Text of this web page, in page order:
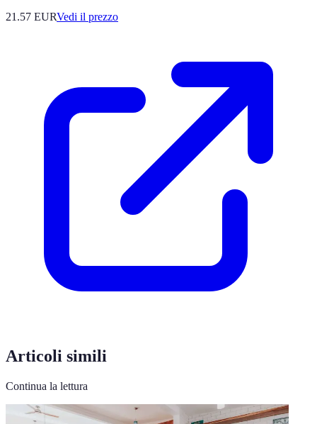
21.57 EURVedi il prezzo
Articoli simili
Continua la lettura